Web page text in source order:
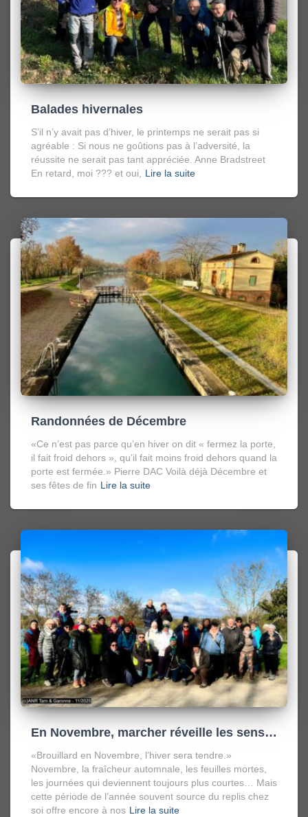
Balades hivernales
S’il n’y avait pas d’hiver, le printemps ne serait pas si
agréable : Si nous ne goûtions pas à l’adversité, la
réussite ne serait pas tant appréciée. Anne Bradstreet
En retard, moi ??? et oui,
Lire la suite
Randonnées de Décembre
«Ce n’est pas parce qu’en hiver on dit « fermez la porte,
il fait froid dehors », qu’il fait moins froid dehors quand la
porte est fermée.» Pierre DAC Voilà déjà Décembre et
ses fêtes de fin Lire la suite
En Novembre, marcher réveille les sens…
«Brouillard en Novembre, l’hiver sera tendre.»
Novembre, la fraîcheur automnale, les feuilles mortes,
les journées qui deviennent toujours plus courtes… Mais
cette période de l’année souvent source du replis chez
soi offre encore à nos Lire la suite